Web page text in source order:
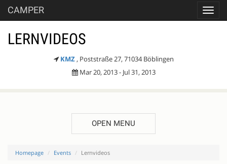
CAMPER
LERNVIDEOS
KMZ , Poststraße 27, 71034 Böblingen
Mar 20, 2013 - Jul 31, 2013
OPEN MENU
Homepage Events Lernvideos